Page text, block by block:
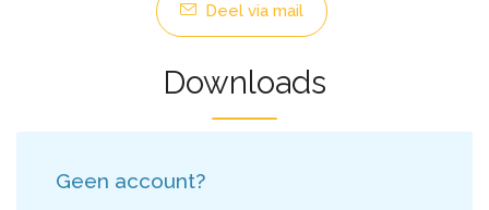
Deel via mail
Downloads
Geen account?